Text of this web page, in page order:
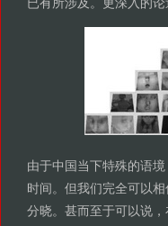
已有所涉及。更深入的
由于中国当下特殊的语
时间。但我们完全可以
分晓。甚而至于可以说